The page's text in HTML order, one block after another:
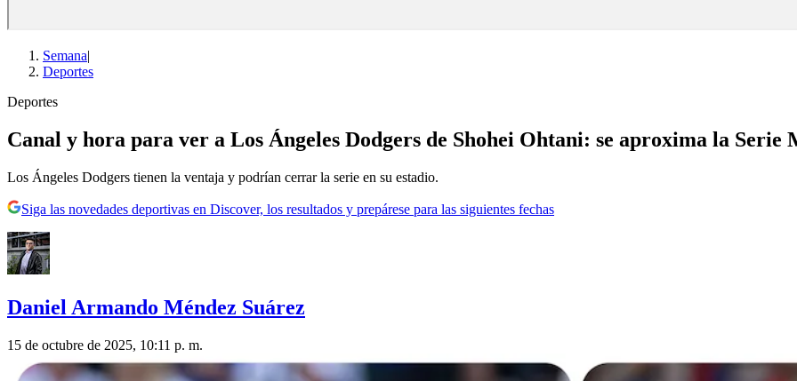
Semana|
Deportes
Deportes
Canal y hora para ver a Los Ángeles Dodgers de Shohei Ohtani: se aproxima la Serie
Los Ángeles Dodgers tienen la ventaja y podrían cerrar la serie en su estadio.
Siga las novedades deportivas en Discover, los resultados y prepárese para las siguientes fechas
Daniel Armando Méndez Suárez
15 de octubre de 2025, 10:11 p. m.